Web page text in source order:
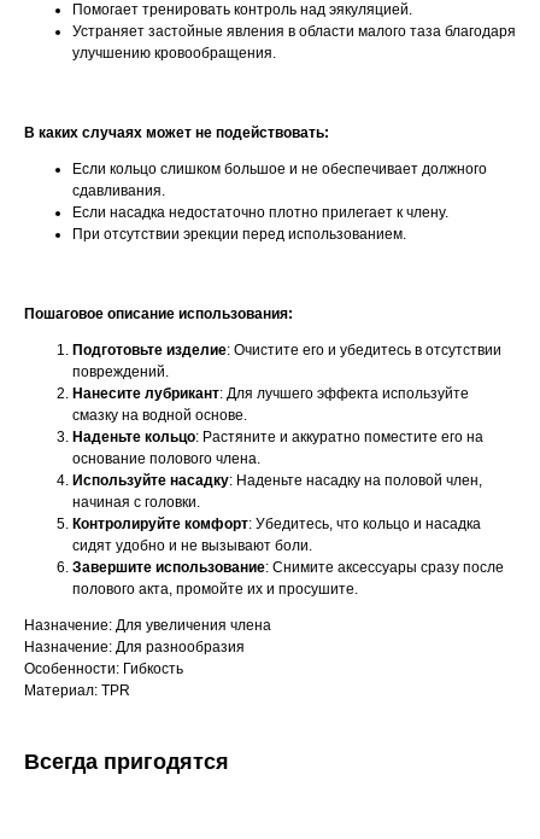
Помогает тренировать контроль над эякуляцией.
Устраняет застойные явления в области малого таза благодаря
улучшению кровообращения.
В каких случаях может не подействовать:
Если кольцо слишком большое и не обеспечивает должного
сдавливания.
Если насадка недостаточно плотно прилегает к члену.
При отсутствии эрекции перед использованием.
Пошаговое описание использования:
Подготовьте изделие: Очистите его и убедитесь в отсутствии
повреждений.
Нанесите лубрикант: Для лучшего эффекта используйте
смазку на водной основе.
Наденьте кольцо: Растяните и аккуратно поместите его на
основание полового члена.
Используйте насадку: Наденьте насадку на половой член,
начиная с головки.
Контролируйте комфорт: Убедитесь, что кольцо и насадка
сидят удобно и не вызывают боли.
Завершите использование: Снимите аксессуары сразу после
полового акта, промойте их и просушите.
Назначение: Для увеличения члена
Назначение: Для разнообразия
Особенности: Гибкость
Материал: TPR
Всегда пригодятся